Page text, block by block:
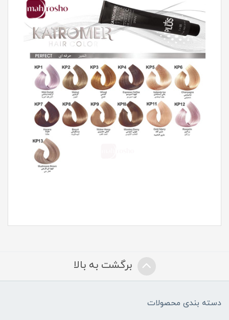
برگشت به بالا
دسته بندی محصولات